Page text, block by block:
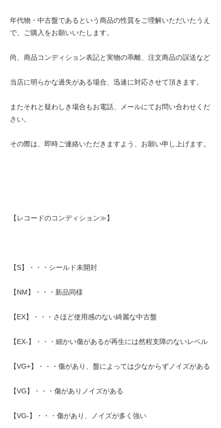
年代物・中古盤であるという商品の性質をご理解いただいたうえ
で、ご購入をお願いいたします。
尚、商品コンディション表記と実物の乖離、注文商品の誤送など
当店に明らかな過失がある場合、迅速に対応させて頂きます。
またそれと疑わしき場合もお電話、メールにてお問い合わせくだ
さい。
その際は、即時ご連絡いただきますよう、お願い申し上げます。
【レコードのコンディション≫】
【S】・・・シールド未開封
【NM】・・・新品同様
【EX】・・・さほど使用感のない綺麗な中古盤
【EX-】・・・細かい傷があるが再生には然程支障のないレベル
【VG+】・・・傷があり、盤によっては少なからずノイズがある
【VG】・・・傷がありノイズがある
【VG-】・・・傷があり、ノイズが多く強い